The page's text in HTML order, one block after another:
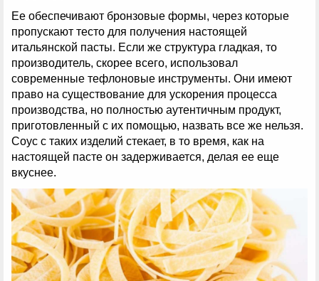
Ее обеспечивают бронзовые формы, через которые
пропускают тесто для получения настоящей
итальянской пасты. Если же структура гладкая, то
производитель, скорее всего, использовал
современные тефлоновые инструменты. Они имеют
право на существование для ускорения процесса
производства, но полностью аутентичным продукт,
приготовленный с их помощью, назвать все же нельзя.
Соус с таких изделий стекает, в то время, как на
настоящей пасте он задерживается, делая ее еще
вкуснее.